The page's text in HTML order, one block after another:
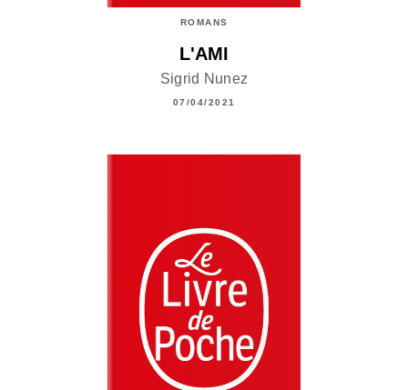
ROMANS
L'AMI
Sigrid Nunez
07/04/2021